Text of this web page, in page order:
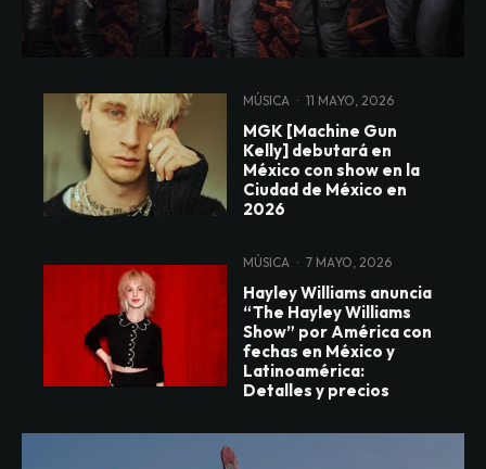
MÚSICA · 11 MAYO, 2026
MGK [Machine Gun
Kelly] debutará en
México con show en la
Ciudad de México en
2026
MÚSICA · 7 MAYO, 2026
Hayley Williams anuncia
“The Hayley Williams
Show” por América con
fechas en México y
Latinoamérica:
Detalles y precios